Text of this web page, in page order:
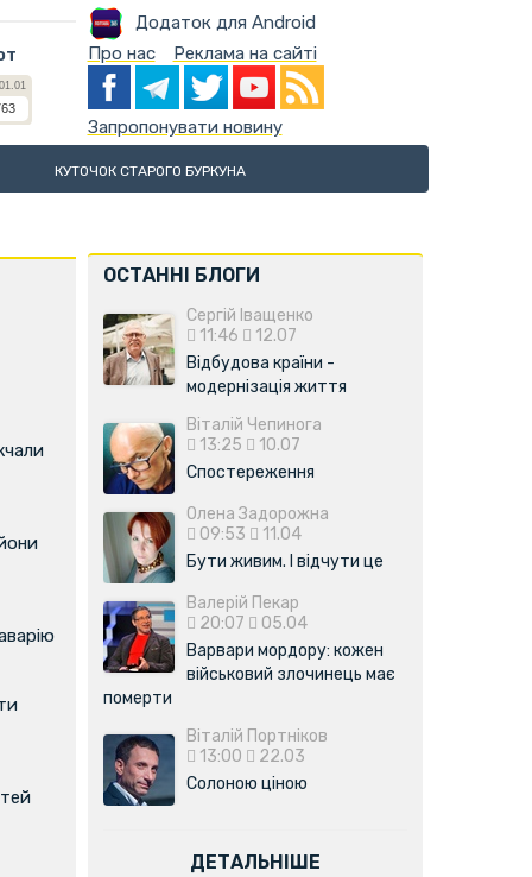
Додаток для Android
Про нас Реклама на сайті
Запропонувати новину
КУТОЧОК СТАРОГО БУРКУНА
ОСТАННІ БЛОГИ
Сергій Іващенко
11:46
12.07
Відбудова країни -
модернізація життя
Віталій Чепинога
13:25
10.07
Спостереження
Олена Задорожна
09:53
11.04
Бути живим. І відчути це
Валерій Пекар
20:07
05.04
Варвари мордору: кожен
військовий злочинець має
померти
Віталій Портніков
13:00
22.03
Солоною ціною
ДЕТАЛЬНІШЕ